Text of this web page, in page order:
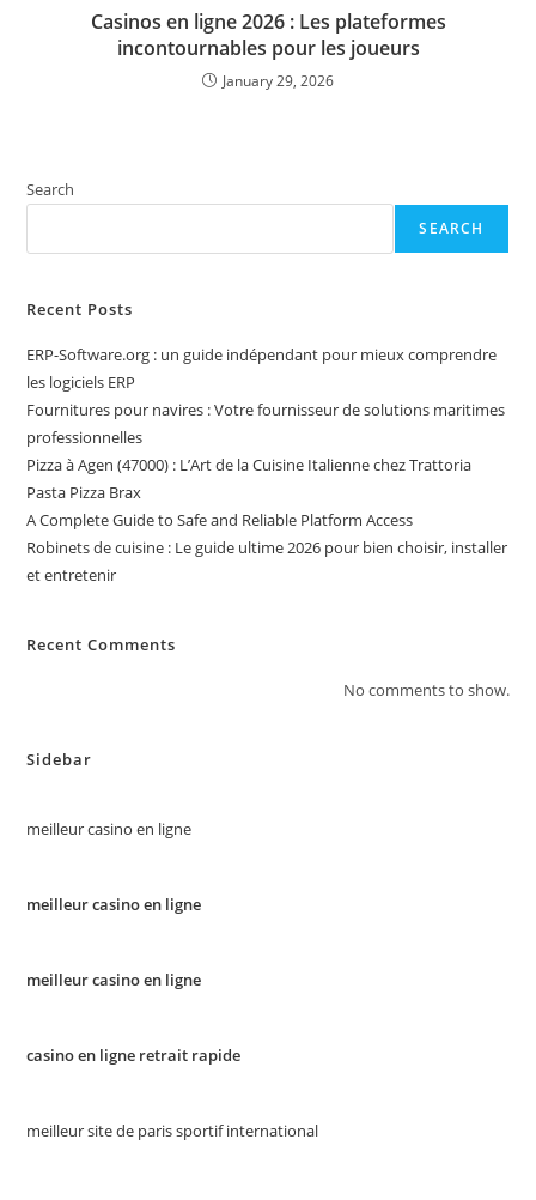
Casinos en ligne 2026 : Les plateformes
incontournables pour les joueurs
January 29, 2026
Search
SEARCH
Recent Posts
ERP-Software.org : un guide indépendant pour mieux comprendre
les logiciels ERP
Fournitures pour navires : Votre fournisseur de solutions maritimes
professionnelles
Pizza à Agen (47000) : L’Art de la Cuisine Italienne chez Trattoria
Pasta Pizza Brax
A Complete Guide to Safe and Reliable Platform Access
Robinets de cuisine : Le guide ultime 2026 pour bien choisir, installer
et entretenir
Recent Comments
No comments to show.
Sidebar
meilleur casino en ligne
meilleur casino en ligne
meilleur casino en ligne
casino en ligne retrait rapide
meilleur site de paris sportif international